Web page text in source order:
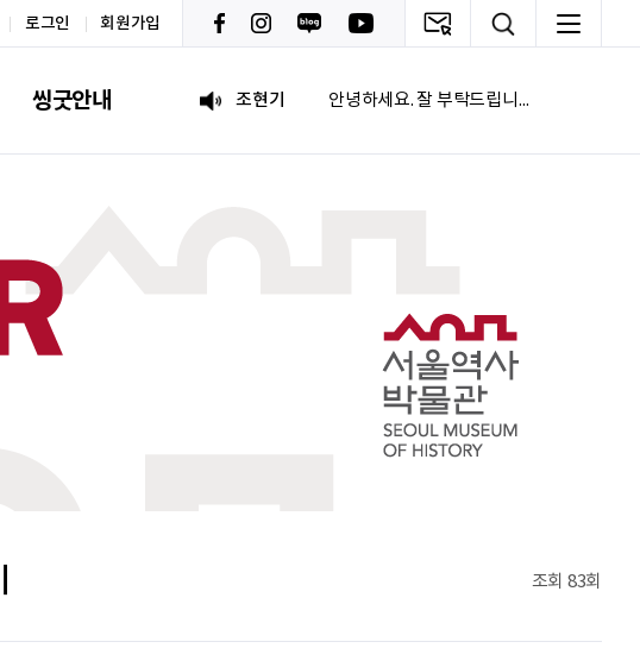
로그인 회원가입
씽굿안내
이재헌 파이팅!
조현기 안녕하세요. 잘 부탁드립니다. 열심히 하겠습니다. 많은 관심 부탁드립니다.
조회 83회